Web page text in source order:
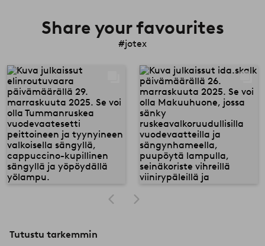
Share your favourites
#jotex
Tutustu tarkemmin